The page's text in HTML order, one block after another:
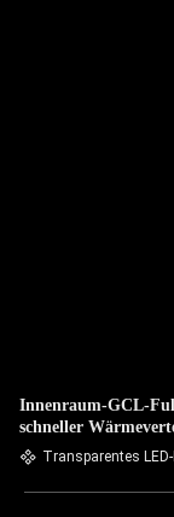
Innenraum-GCL-
schneller
Transparentes